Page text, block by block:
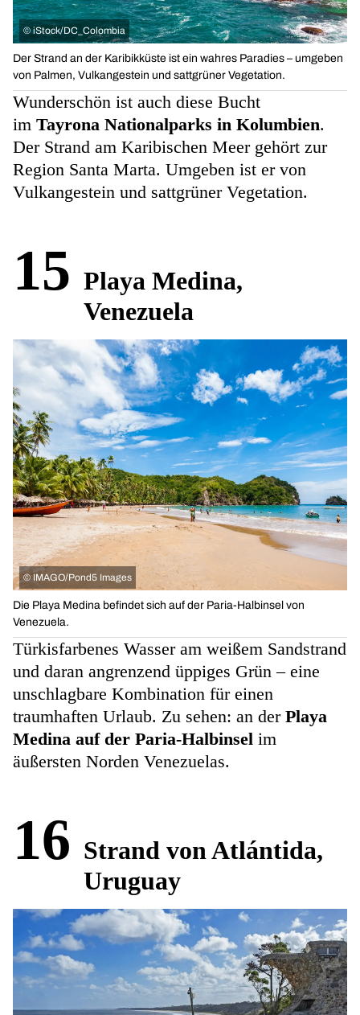
© iStock/DC_Colombia
Der Strand an der Karibikküste ist ein wahres Paradies – umgeben
von Palmen, Vulkangestein und sattgrüner Vegetation.
Wunderschön ist auch diese Bucht
im Tayrona Nationalparks in Kolumbien.
Der Strand am Karibischen Meer gehört zur
Region Santa Marta. Umgeben ist er von
Vulkangestein und sattgrüner Vegetation.
15 Playa Medina,
Venezuela
© IMAGO/Pond5 Images
Die Playa Medina befindet sich auf der Paria-Halbinsel von
Venezuela.
Türkisfarbenes Wasser am weißem Sandstrand
und daran angrenzend üppiges Grün – eine
unschlagbare Kombination für einen
traumhaften Urlaub. Zu sehen: an der Playa
Medina auf der Paria-Halbinsel im
äußersten Norden Venezuelas.
16 Strand von Atlántida,
Uruguay